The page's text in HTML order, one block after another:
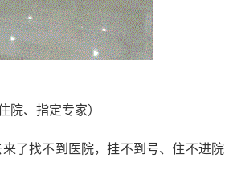
院、指定专家）
了找不到医院，挂不到号、住不进院